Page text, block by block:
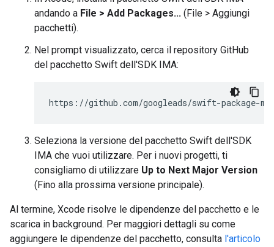
andando a File > Add Packages... (File > Aggiungi
pacchetti).
Nel prompt visualizzato, cerca il repository GitHub
del pacchetto Swift dell'SDK IMA:
Seleziona la versione del pacchetto Swift dell'SDK
IMA che vuoi utilizzare. Per i nuovi progetti, ti
consigliamo di utilizzare Up to Next Major Version
(Fino alla prossima versione principale).
Al termine, Xcode risolve le dipendenze del pacchetto e le
scarica in background. Per maggiori dettagli su come
aggiungere le dipendenze del pacchetto, consulta l'articolo